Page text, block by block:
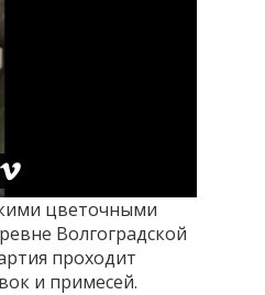
цветочными
Волгоградской
проходит
и примесей.